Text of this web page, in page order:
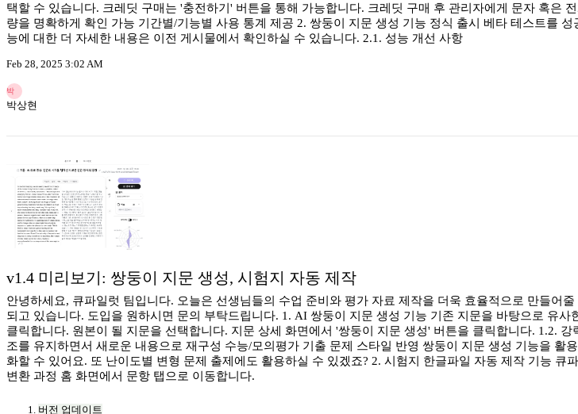
택할 수 있습니다. 크레딧 구매는 '충전하기' 버튼을 통해 가능합니다. 크레딧 구매 후 관리자에게 문자 혹은
량을 명확하게 확인 가능 기간별/기능별 사용 통계 제공 2. 쌍둥이 지문 생성 기능 정식 출시 베타 테스트를
능에 대한 더 자세한 내용은 이전 게시물에서 확인하실 수 있습니다. 2.1. 성능 개선 사항
Feb 28, 2025 3:02 AM
박
박상현
v1.4 미리보기: 쌍둥이 지문 생성, 시험지 자동 제작
안녕하세요, 큐파일럿 팀입니다. 오늘은 선생님들의 수업 준비와 평가 자료 제작을 더욱 효율적으로 만들어
되고 있습니다. 도입을 원하시면 문의 부탁드립니다. 1. AI 쌍둥이 지문 생성 기능 기존 지문을 바탕으로 유
클릭합니다. 원본이 될 지문을 선택합니다. 지문 상세 화면에서 '쌍둥이 지문 생성' 버튼을 클릭합니다. 1.2.
조를 유지하면서 새로운 내용으로 재구성 수능/모의평가 기출 문제 스타일 반영 쌍둥이 지문 생성 기능을
화할 수 있어요. 또 난이도별 변형 문제 출제에도 활용하실 수 있겠죠? 2. 시험지 한글파일 자동 제작 기능
변환 과정 홈 화면에서 문항 탭으로 이동합니다.
버전 업데이트